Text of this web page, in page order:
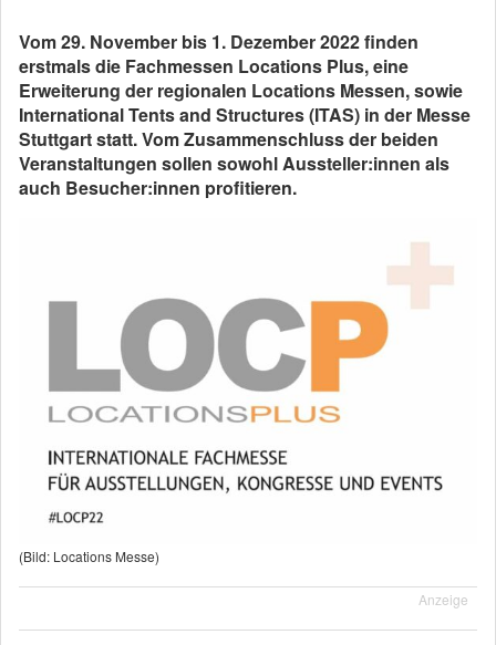
Vom 29. November bis 1. Dezember 2022 finden
erstmals die Fachmessen Locations Plus, eine
Erweiterung der regionalen Locations Messen, sowie
International Tents and Structures (ITAS) in der Messe
Stuttgart statt. Vom Zusammenschluss der beiden
Veranstaltungen sollen sowohl Aussteller:innen als
auch Besucher:innen profitieren.
(Bild: Locations Messe)
Anzeige